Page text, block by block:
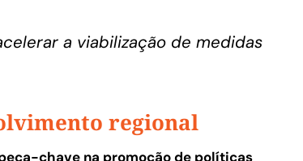
a viabilização de medidas
regional
chave na promoção de políticas